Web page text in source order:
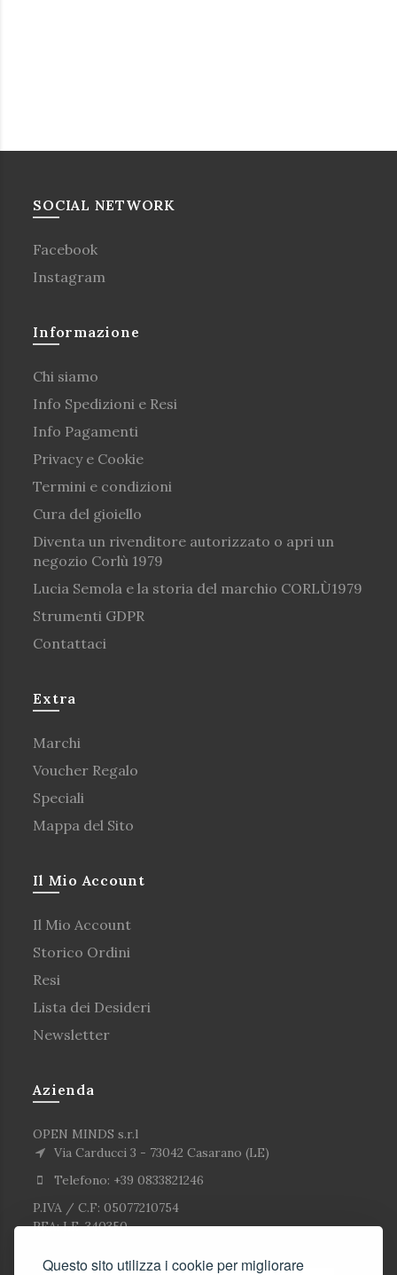
Questo sito utilizza i cookie per migliorare
SOCIAL NETWORK
Facebook
Instagram
Informazione
Chi siamo
Info Spedizioni e Resi
Info Pagamenti
Privacy e Cookie
Termini e condizioni
Cura del gioiello
Diventa un rivenditore autorizzato o apri un
negozio Corlù 1979
Lucia Semola e la storia del marchio CORLÙ1979
Strumenti GDPR
Contattaci
Extra
Marchi
Voucher Regalo
Speciali
Mappa del Sito
Il Mio Account
Il Mio Account
Storico Ordini
Resi
Lista dei Desideri
Newsletter
Azienda
OPEN MINDS s.r.l
Via Carducci 3 - 73042 Casarano (LE)
Telefono: +39 0833821246
P.IVA / C.F: 05077210754
REA: LE-340350